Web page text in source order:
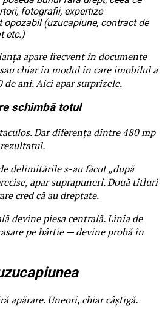
fotografii, expertize
opozabil (uzucapiune, contract de
etc.)
apare frecvent în documente
chiar în modul în care imobilul a
de ani. Aici apar surprizele.
schimbă totul
Dar diferența dintre 480 mp
delimitările s-au făcut „după
apar suprapuneri. Două titluri
cred că au dreptate.
devine piesa centrală. Linia de
pe hârtie — devine probă în
apărare. Uneori, chiar câștigă.